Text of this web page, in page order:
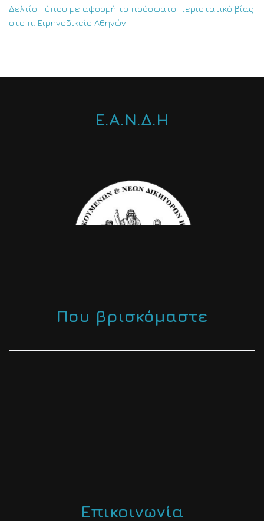
Δελτίο Τύπου με αφορμή το πρόσφατο περιστατικό βίας
στο π. Ειρηνοδικείο Αθηνών
Ε.Α.Ν.Δ.Η
Που βρισκόμαστε
Επικοινωνία